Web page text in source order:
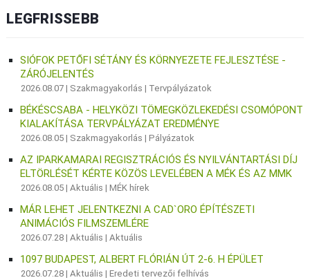
LEGFRISSEBB
SIÓFOK PETŐFI SÉTÁNY ÉS KÖRNYEZETE FEJLESZTÉSE -
ZÁRÓJELENTÉS
2026.08.07 | Szakmagyakorlás | Tervpályázatok
BÉKÉSCSABA - HELYKÖZI TÖMEGKÖZLEKEDÉSI CSOMÓPONT
KIALAKÍTÁSA TERVPÁLYÁZAT EREDMÉNYE
2026.08.05 | Szakmagyakorlás |Pályázatok
AZ IPARKAMARAI REGISZTRÁCIÓS ÉS NYILVÁNTARTÁSI DÍJ
ELTÖRLÉSÉT KÉRTE KÖZÖS LEVELÉBEN A MÉK ÉS AZ MMK
2026.08.05 |Aktuális |MÉK hírek
MÁR LEHET JELENTKEZNI A CAD`ORO ÉPÍTÉSZETI
ANIMÁCIÓS FILMSZEMLÉRE
2026.07.28 |Aktuális |Aktuális
1097 BUDAPEST, ALBERT FLÓRIÁN ÚT 2-6. H ÉPÜLET
2026.07.28 |Aktuális |Eredeti tervezői felhívás